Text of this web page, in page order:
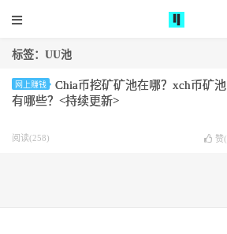
标签：UU池
网上赚钱
Chia币挖矿矿池在哪？xch币矿池
有哪些？<持续更新>
阅读(258) 赞(